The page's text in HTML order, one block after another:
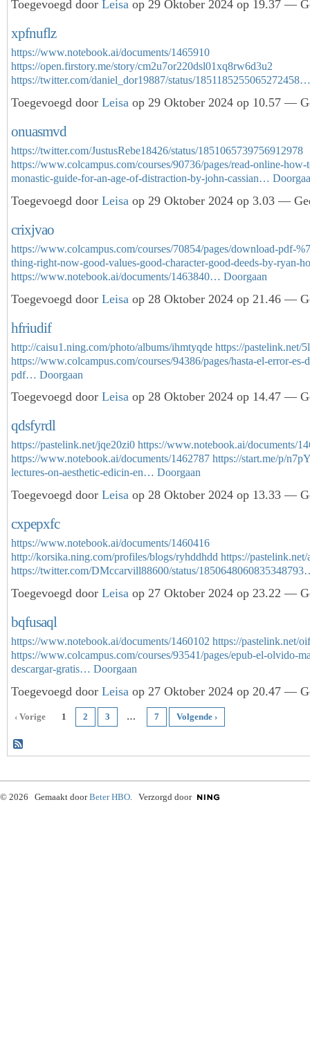
Toegevoegd door Leisa op 29 Oktober 2024 op 19.37 —
xpfnuflz
https://www.notebook.ai/documents/1465910
https://open.firstory.me/story/cm2u7or220dsl01xq8rw6d3u2
https://twitter.com/daniel_dor19887/status/1851185255065272458…
Toegevoegd door Leisa op 29 Oktober 2024 op 10.57 —
onuasmvd
https://twitter.com/JustusRebe18426/status/1851065739756912978
https://www.colcampus.com/courses/90736/pages/read-online-how-
monastic-guide-for-an-age-of-distraction-by-john-cassian…
Toegevoegd door Leisa op 29 Oktober 2024 op 3.03 —
crixjvao
https://www.colcampus.com/courses/70854/pages/download-pdf-
thing-right-now-good-values-good-character-good-deeds-by-ryan-
https://www.notebook.ai/documents/1463840… Doorgaan
Toegevoegd door Leisa op 28 Oktober 2024 op 21.46 —
hfriudif
http://caisu1.ning.com/photo/albums/ihmtyqde https://pastelink.net/
https://www.colcampus.com/courses/94386/pages/hasta-el-error-es-
pdf… Doorgaan
Toegevoegd door Leisa op 28 Oktober 2024 op 14.47 —
qdsfyrdl
https://pastelink.net/jqe20zi0 https://www.notebook.ai/documents/
https://www.notebook.ai/documents/1462787 https://start.me/p/
lectures-on-aesthetic-edicin-en… Doorgaan
Toegevoegd door Leisa op 28 Oktober 2024 op 13.33 —
cxpepxfc
https://www.notebook.ai/documents/1460416
http://korsika.ning.com/profiles/blogs/ryhddhdd https://
https://twitter.com/DMccarvill88600/status/
Toegevoegd door Leisa op 27 Oktober 2024 op 23.22 —
bqfusaql
https://www.notebook.ai/documents/1460102 https://pastelink.net/
https://www.colcampus.com/courses/93541/pages/epub-el-olvido-
descargar-gratis… Doorgaan
Toegevoegd door Leisa op 27 Oktober 2024 op 20.47 —
‹ Vorige 1 2 3 … 7 Volgende ›
© 2026 Gemaakt doorBeter HBO. Verzorgd door